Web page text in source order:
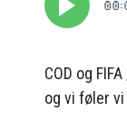
COD og
og vi føler